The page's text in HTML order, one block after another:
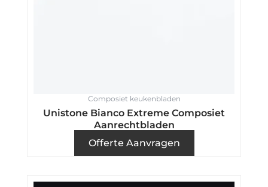
Composiet keukenbladen
Unistone Bianco Extreme Composiet
Aanrechtbladen
Offerte Aanvragen